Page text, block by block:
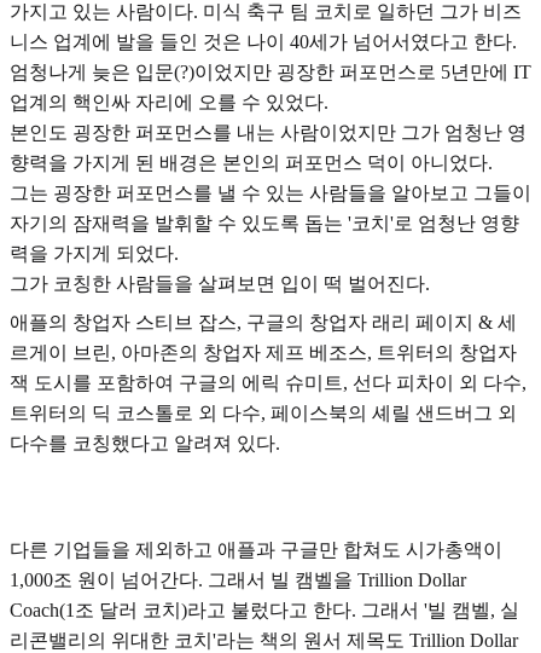
가지고 있는 사람이다. 미식 축구 팀 코치로 일하던 그가 비즈
니스 업계에 발을 들인 것은 나이 40세가 넘어서였다고 한다.
엄청나게 늦은 입문(?)이었지만 굉장한 퍼포먼스로 5년만에 IT
업계의 핵인싸 자리에 오를 수 있었다.
본인도 굉장한 퍼포먼스를 내는 사람이었지만 그가 엄청난 영
향력을 가지게 된 배경은 본인의 퍼포먼스 덕이 아니었다.
그는 굉장한 퍼포먼스를 낼 수 있는 사람들을 알아보고 그들이
자기의 잠재력을 발휘할 수 있도록 돕는 '코치'로 엄청난 영향
력을 가지게 되었다.
그가 코칭한 사람들을 살펴보면 입이 떡 벌어진다.
애플의 창업자 스티브 잡스, 구글의 창업자 래리 페이지 & 세
르게이 브린, 아마존의 창업자 제프 베조스, 트위터의 창업자
잭 도시를 포함하여 구글의 에릭 슈미트, 선다 피차이 외 다수,
트위터의 딕 코스톨로 외 다수, 페이스북의 셰릴 샌드버그 외
다수를 코칭했다고 알려져 있다.
다른 기업들을 제외하고 애플과 구글만 합쳐도 시가총액이
1,000조 원이 넘어간다. 그래서 빌 캠벨을 Trillion Dollar
Coach(1조 달러 코치)라고 불렀다고 한다. 그래서 '빌 캠벨, 실
리콘밸리의 위대한 코치'라는 책의 원서 제목도 Trillion Dollar